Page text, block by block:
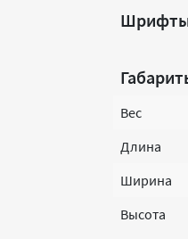
Шрифты
Вес
Длина
Ширина
Высота